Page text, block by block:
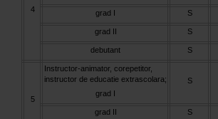
4 grad I S
grad II S
debutant S
5
Instructor-animator, corepetitor,
instructor de educatie extrascolara;
grad I
S
grad II S